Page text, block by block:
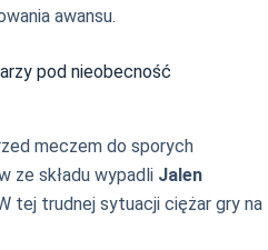
awansu.
pod nieobecność
meczem do sporych
ze składu wypadli Jalen
tej trudnej sytuacji ciężar gry na